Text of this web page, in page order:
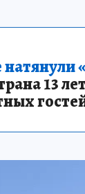
13